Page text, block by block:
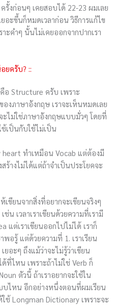
งก่อนๆ เคยสอบได้ 22-23 ผมเลย
ะขึ้นก็หมดเวลาก่อน วิธีการแก้ไข
คำๆ นั้นไม่เคยออกจากปากเรา
ยครับ? ::
อ Structure ครับ เพราะ
งภาษาอังกฤษ เราจะเห็นหมดเลย
ะไม่ใช่ภาษาอังกฤษแบบมั่วๆ โดยที่
ช้เป็นกับใช้ไม่เป็น
ทำเหมือน Vocab แต่ต้องมี
ร้างไม่ได้แต่ถ้าจำเป็นประโยคจะ
เขียนจากสิ่งที่อยากจะเขียนจริงๆ
น เวลาเราเขียนด้วยความที่เรามี
แต่เราเขียนออกไปไม่ได้ เราก็
พอรู้ แต่ด้วยความที่ 1. เราเรียน
อะๆ ถึงแม้ว่าจะไม่รู้ว่าเขียน
ที่ไหน เพราะถ้าไม่ใช่ Verb ก็
ตัวนี้ ถ้าเราอยากจะใช้ใน
บไหน อีกอย่างหนึ่งตอนที่ผมเรียน
ช้ Longman Dictionary เพราะจะ